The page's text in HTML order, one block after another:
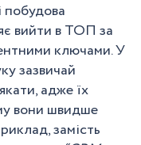
побудова
вийти в ТОП за
ключами. У
зазвичай
адже їх
вони швидше
замість